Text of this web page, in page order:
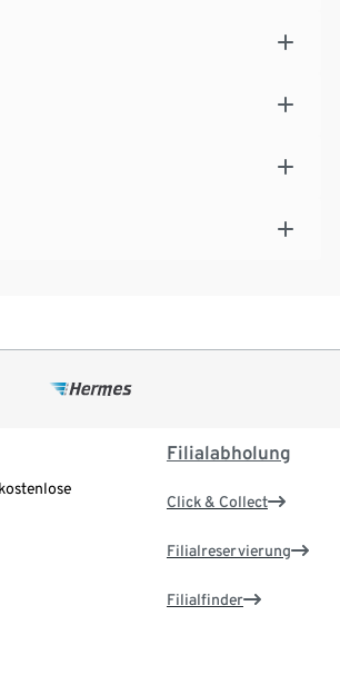
Filialabholung
Click & Collect
Filialreservierung
Filialfinder